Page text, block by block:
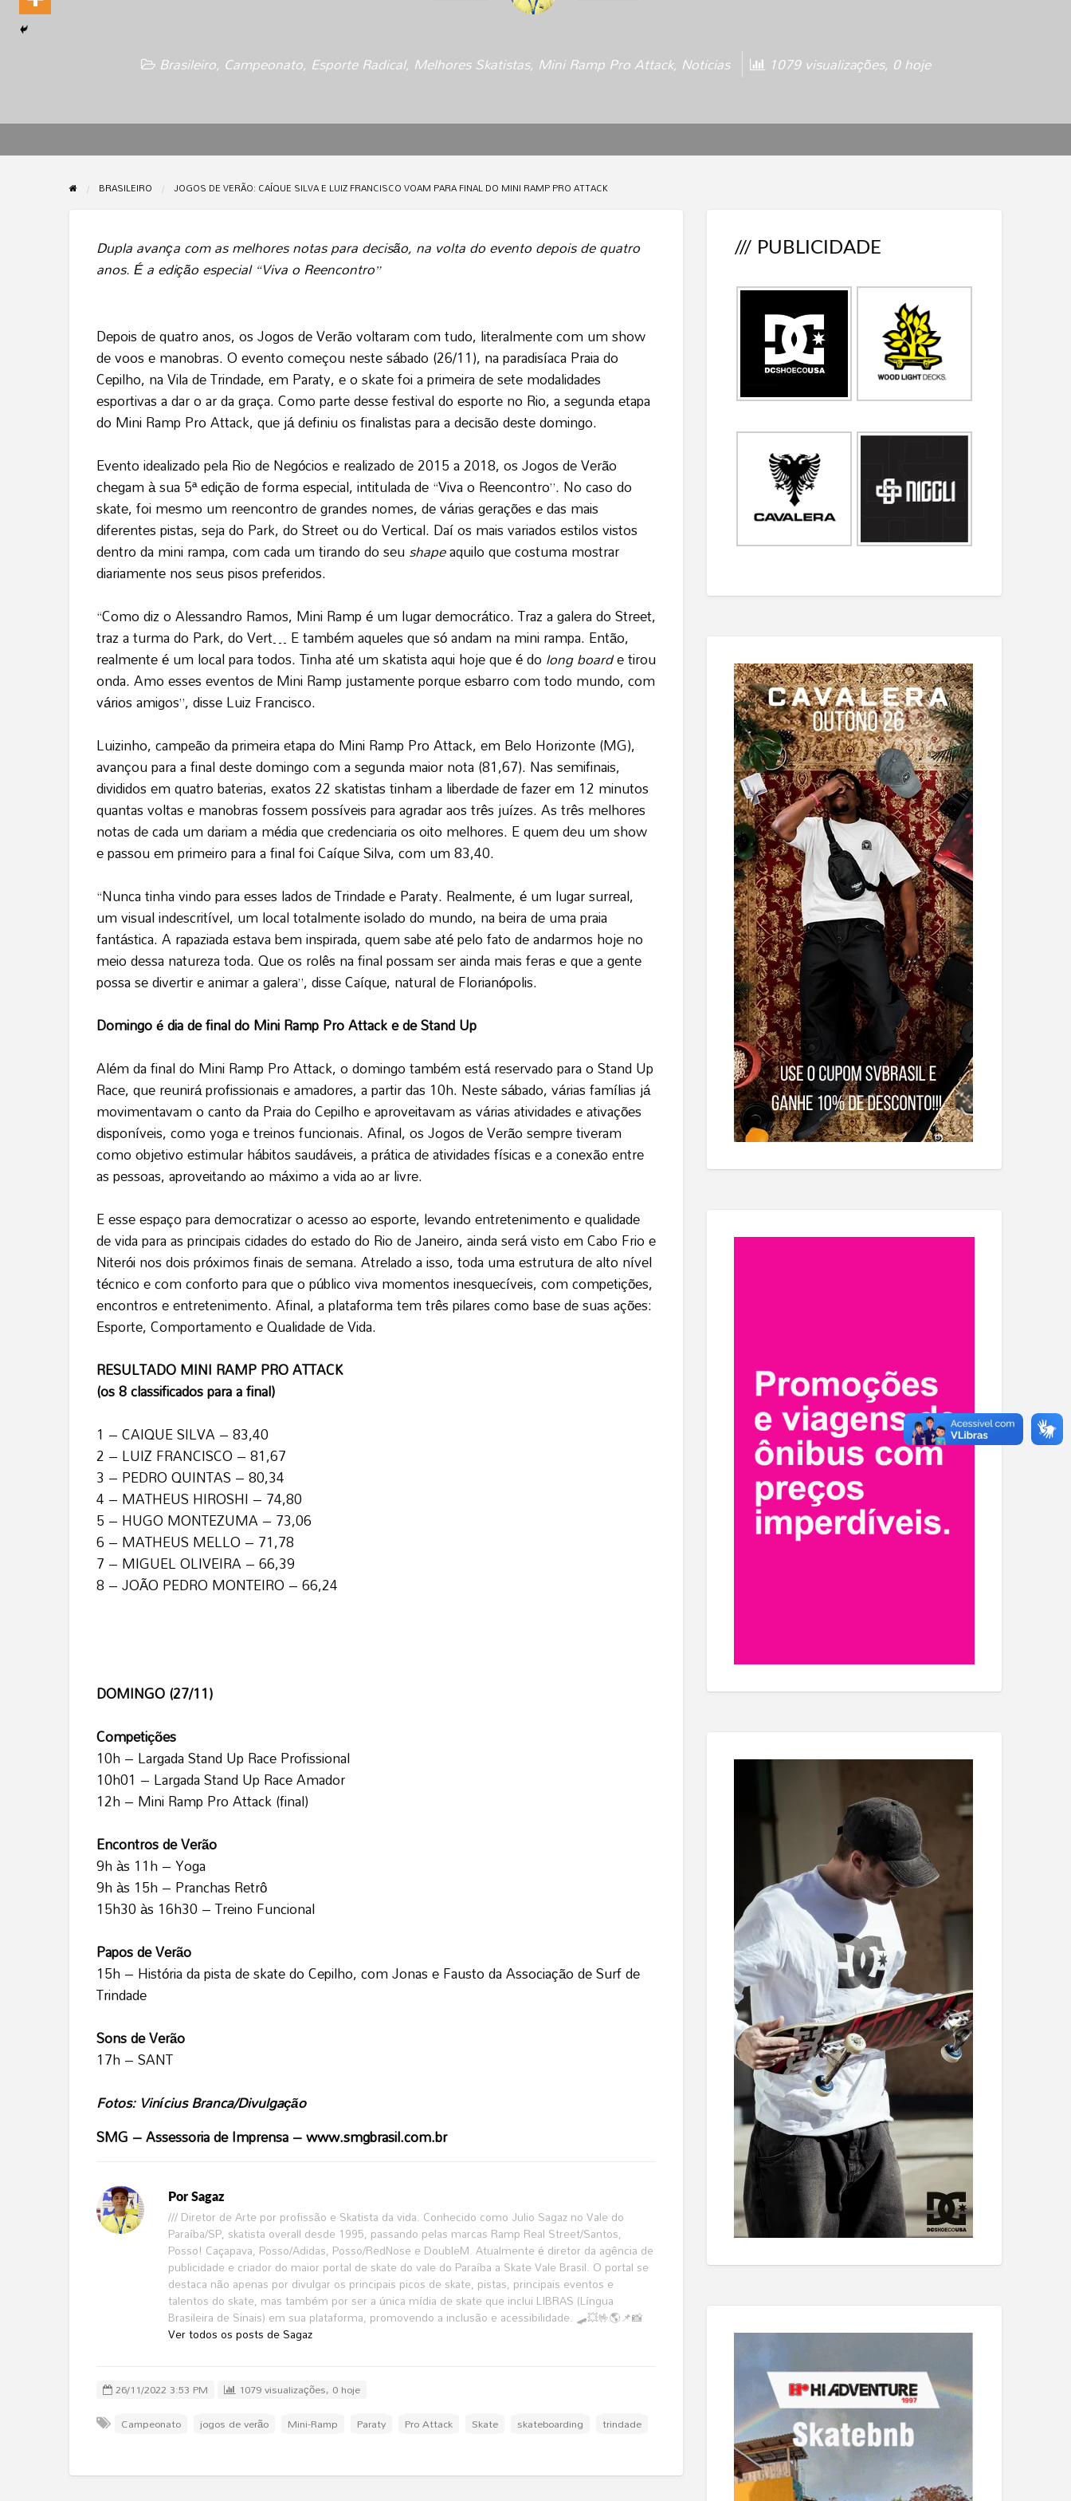
Brasileiro, Campeonato, Esporte Radical, Melhores Skatistas, Mini Ramp Pro Attack, Noticias 1079 visualizações, 0 hoje
BRASILEIRO JOGOS DE VERÃO: CAÍQUE SILVA E LUIZ FRANCISCO VOAM PARA FINAL DO MINI RAMP PRO ATTACK
Dupla avança com as melhores notas para decisão, na volta do evento depois de quatro
anos. É a edição especial “Viva o Reencontro”
Depois de quatro anos, os Jogos de Verão voltaram com tudo, literalmente com um show
de voos e manobras. O evento começou neste sábado (26/11), na paradisíaca Praia do
Cepilho, na Vila de Trindade, em Paraty, e o skate foi a primeira de sete modalidades
esportivas a dar o ar da graça. Como parte desse festival do esporte no Rio, a segunda etapa
do Mini Ramp Pro Attack, que já definiu os finalistas para a decisão deste domingo.
Evento idealizado pela Rio de Negócios e realizado de 2015 a 2018, os Jogos de Verão
chegam à sua 5ª edição de forma especial, intitulada de “Viva o Reencontro”. No caso do
skate, foi mesmo um reencontro de grandes nomes, de várias gerações e das mais
diferentes pistas, seja do Park, do Street ou do Vertical. Daí os mais variados estilos vistos
dentro da mini rampa, com cada um tirando do seushapeaquilo que costuma mostrar
diariamente nos seus pisos preferidos.
“Como diz o Alessandro Ramos, Mini Ramp é um lugar democrático. Traz a galera do Street,
traz a turma do Park, do Vert… E também aqueles que só andam na mini rampa. Então,
realmente é um local para todos. Tinha até um skatista aqui hoje que é do long boarde tirou
onda. Amo esses eventos de Mini Ramp justamente porque esbarro com todo mundo, com
vários amigos”, disse Luiz Francisco.
Luizinho, campeão da primeira etapa do Mini Ramp Pro Attack, em Belo Horizonte (MG),
avançou para a final deste domingo com a segunda maior nota (81,67). Nas semifinais,
divididos em quatro baterias, exatos 22 skatistas tinham a liberdade de fazer em 12 minutos
quantas voltas e manobras fossem possíveis para agradar aos três juízes. As três melhores
notas de cada um dariam a média que credenciaria os oito melhores. E quem deu um show
e passou em primeiro para a final foi Caíque Silva, com um 83,40.
“Nunca tinha vindo para esses lados de Trindade e Paraty. Realmente, é um lugar surreal,
um visual indescritível, um local totalmente isolado do mundo, na beira de uma praia
fantástica. A rapaziada estava bem inspirada, quem sabe até pelo fato de andarmos hoje no
meio dessa natureza toda. Que os rolês na final possam ser ainda mais feras e que a gente
possa se divertir e animar a galera”, disse Caíque, natural de Florianópolis.
Domingo é dia de final do Mini Ramp Pro Attack e de Stand Up
Além da final do Mini Ramp Pro Attack, o domingo também está reservado para o Stand Up
Race, que reunirá profissionais e amadores, a partir das 10h. Neste sábado, várias famílias já
movimentavam o canto da Praia do Cepilho e aproveitavam as várias atividades e ativações
disponíveis, como yoga e treinos funcionais. Afinal, os Jogos de Verão sempre tiveram
como objetivo estimular hábitos saudáveis, a prática de atividades físicas e a conexão entre
as pessoas, aproveitando ao máximo a vida ao ar livre.
E esse espaço para democratizar o acesso ao esporte, levando entretenimento e qualidade
de vida para as principais cidades do estado do Rio de Janeiro, ainda será visto em Cabo Frio e
Niterói nos dois próximos finais de semana. Atrelado a isso, toda uma estrutura de alto nível
técnico e com conforto para que o público viva momentos inesquecíveis, com competições,
encontros e entretenimento. Afinal, a plataforma tem três pilares como base de suas ações:
Esporte, Comportamento e Qualidade de Vida.
RESULTADO MINI RAMP PRO ATTACK
(os 8 classificados para a final)
1 – CAIQUE SILVA – 83,40
2 – LUIZ FRANCISCO – 81,67
3 – PEDRO QUINTAS – 80,34
4 – MATHEUS HIROSHI – 74,80
5 – HUGO MONTEZUMA – 73,06
6 – MATHEUS MELLO – 71,78
7 – MIGUEL OLIVEIRA – 66,39
8 – JOÃO PEDRO MONTEIRO – 66,24
DOMINGO (27/11)
Competições
10h – Largada Stand Up Race Profissional
10h01 – Largada Stand Up Race Amador
12h – Mini Ramp Pro Attack (final)
Encontros de Verão
9h às 11h – Yoga
9h às 15h – Pranchas Retrô
15h30 às 16h30 – Treino Funcional
Papos de Verão
15h – História da pista de skate do Cepilho, com Jonas e Fausto da Associação de Surf de
Trindade
Sons de Verão
17h – SANT
Fotos: Vinícius Branca/Divulgação
SMG – Assessoria de Imprensa –www.smgbrasil.com.br
Por Sagaz
/// Diretor de Arte por profissão e Skatista da vida. Conhecido como Julio Sagaz no Vale do
Paraíba/SP, skatista overall desde 1995, passando pelas marcas Ramp Real Street/Santos,
Posso! Caçapava, Posso/Adidas, Posso/RedNose e DoubleM. Atualmente é diretor da agência de
publicidade e criador do maior portal de skate do vale do Paraíba a Skate Vale Brasil. O portal se
destaca não apenas por divulgar os principais picos de skate, pistas, principais eventos e
talentos do skate, mas também por ser a única mídia de skate que inclui LIBRAS (Língua
Brasileira de Sinais) em sua plataforma, promovendo a inclusão e acessibilidade. 🛹💥🤟🌎📌📸
Ver todos os posts de Sagaz
26/11/2022 3:53 PM
1079 visualizações, 0 hoje
Campeonato
jogos de verão Mini-Ramp Paraty Pro Attack Skate skateboarding trindade
/// PUBLICIDADE